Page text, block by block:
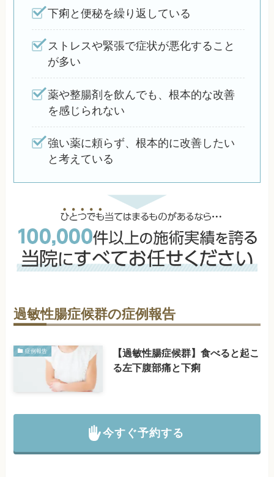
下痢と便秘を繰り返している
ストレスや緊張で症状が悪化すること
が多い
薬や整腸剤を飲んでも、根本的な改善
を感じられない
強い薬に頼らず、根本的に改善したい
と考えている
過敏性腸症候群の症例報告
症例報告
【過敏性腸症候群】食べると起こ
る左下腹部痛と下痢
今すぐ予約する